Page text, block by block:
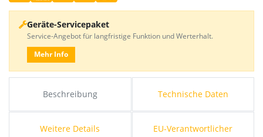
Beschreibung Technische Daten
Weitere Details EU-Verantwortlicher
Geräte-Servicepaket
Service-Angebot für langfristige Funktion und Werterhalt.
Mehr Info